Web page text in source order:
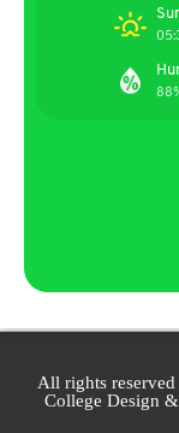
All rights
College Design